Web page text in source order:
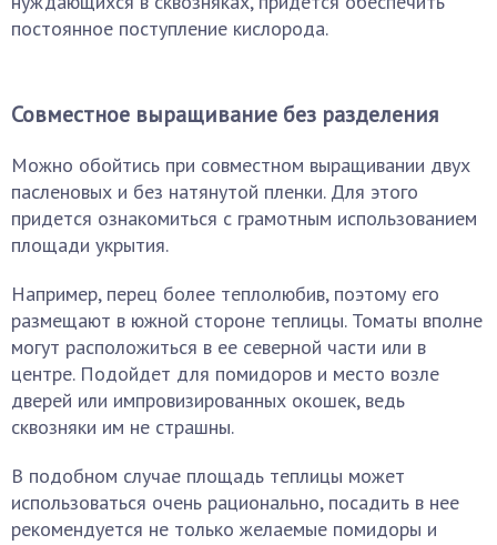
постоянное поступление кислорода.
Совместное выращивание без разделения
Можно обойтись при совместном выращивании двух
пасленовых и без натянутой пленки. Для этого
придется ознакомиться с грамотным использованием
площади укрытия.
Например, перец более теплолюбив, поэтому его
размещают в южной стороне теплицы. Томаты вполне
могут расположиться в ее северной части или в
центре. Подойдет для помидоров и место возле
дверей или импровизированных окошек, ведь
сквозняки им не страшны.
В подобном случае площадь теплицы может
использоваться очень рационально, посадить в нее
рекомендуется не только желаемые помидоры и